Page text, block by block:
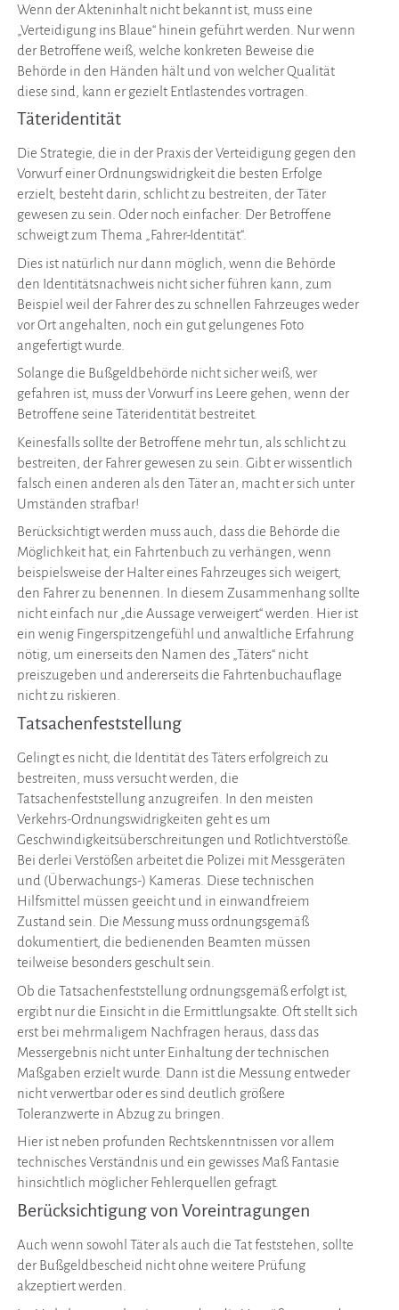
Wenn der Akteninhalt nicht bekannt ist, muss eine
„Verteidigung ins Blaue“ hinein geführt werden. Nur wenn
der Betroffene weiß, welche konkreten Beweise die
Behörde in den Händen hält und von welcher Qualität
diese sind, kann er gezielt Entlastendes vortragen.
Täteridentität
Die Strategie, die in der Praxis der Verteidigung gegen den
Vorwurf einer Ordnungswidrigkeit die besten Erfolge
erzielt, besteht darin, schlicht zu bestreiten, der Täter
gewesen zu sein. Oder noch einfacher: Der Betroffene
schweigt zum Thema „Fahrer-Identität“.
Dies ist natürlich nur dann möglich, wenn die Behörde
den Identitätsnachweis nicht sicher führen kann, zum
Beispiel weil der Fahrer des zu schnellen Fahrzeuges weder
vor Ort angehalten, noch ein gut gelungenes Foto
angefertigt wurde.
Solange die Bußgeldbehörde nicht sicher weiß, wer
gefahren ist, muss der Vorwurf ins Leere gehen, wenn der
Betroffene seine Täteridentität bestreitet.
Keinesfalls sollte der Betroffene mehr tun, als schlicht zu
bestreiten, der Fahrer gewesen zu sein. Gibt er wissentlich
falsch einen anderen als den Täter an, macht er sich unter
Umständen strafbar!
Berücksichtigt werden muss auch, dass die Behörde die
Möglichkeit hat, ein Fahrtenbuch zu verhängen, wenn
beispielsweise der Halter eines Fahrzeuges sich weigert,
den Fahrer zu benennen. In diesem Zusammenhang sollte
nicht einfach nur „die Aussage verweigert“ werden. Hier ist
ein wenig Fingerspitzengefühl und anwaltliche Erfahrung
nötig, um einerseits den Namen des „Täters“ nicht
preiszugeben und andererseits die Fahrtenbuchauflage
nicht zu riskieren.
Tatsachenfeststellung
Gelingt es nicht, die Identität des Täters erfolgreich zu
bestreiten, muss versucht werden, die
Tatsachenfeststellung anzugreifen. In den meisten
Verkehrs-Ordnungswidrigkeiten geht es um
Geschwindigkeitsüberschreitungen und Rotlichtverstöße.
Bei derlei Verstößen arbeitet die Polizei mit Messgeräten
und (Überwachungs-) Kameras. Diese technischen
Hilfsmittel müssen geeicht und in einwandfreiem
Zustand sein. Die Messung muss ordnungsgemäß
dokumentiert, die bedienenden Beamten müssen
teilweise besonders geschult sein.
Ob die Tatsachenfeststellung ordnungsgemäß erfolgt ist,
ergibt nur die Einsicht in die Ermittlungsakte. Oft stellt sich
erst bei mehrmaligem Nachfragen heraus, dass das
Messergebnis nicht unter Einhaltung der technischen
Maßgaben erzielt wurde. Dann ist die Messung entweder
nicht verwertbar oder es sind deutlich größere
Toleranzwerte in Abzug zu bringen.
Hier ist neben profunden Rechtskenntnissen vor allem
technisches Verständnis und ein gewisses Maß Fantasie
hinsichtlich möglicher Fehlerquellen gefragt.
Berücksichtigung von Voreintragungen
Auch wenn sowohl Täter als auch die Tat feststehen, sollte
der Bußgeldbescheid nicht ohne weitere Prüfung
akzeptiert werden.